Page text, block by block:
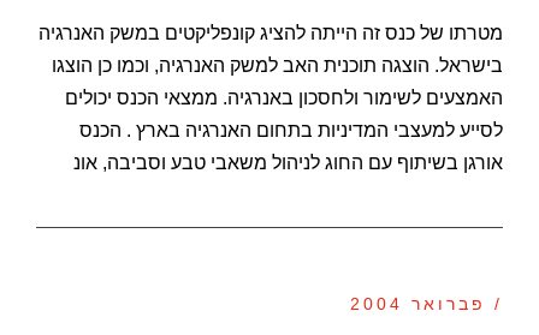
מטרתו של כנס זה הייתה להציג קונפליקטים במשק האנרגיה
בישראל. הוצגה תוכנית האב למשק האנרגיה, וכמו כן הוצגו
האמצעים לשימור ולחסכון באנרגיה. ממצאי הכנס יכולים
לסייע למעצבי המדיניות בתחום האנרגיה בארץ . הכנס
אורגן בשיתוף עם החוג לניהול משאבי טבע וסביבה, אונ
/ פברואר 2004